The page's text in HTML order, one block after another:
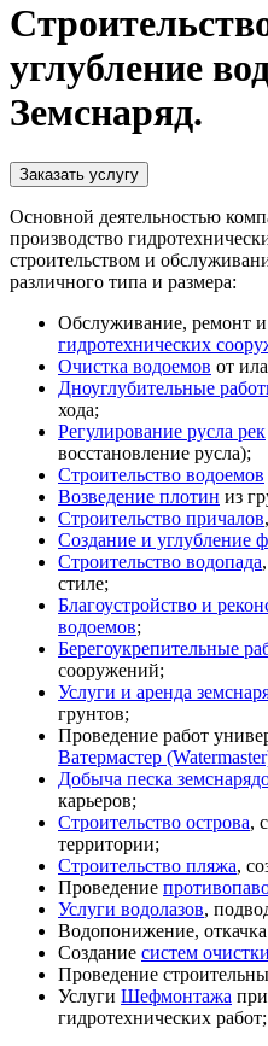
углубление
Земснаряд.
Заказать услугу
Основной деятельностью
производство
строительством и
различного типа и размера:
Обслуживание, ремонт и
гидротехнических
Очистка водоемов от
Дноуглубительные
хода;
Регулирование русла рек
восстановление русла);
Строительство водоемов
Возведение плотин из
Строительство причалов
Создание и углубление
Строительство водопада
стиле;
Благоустройство и
водоемов;
Берегоукрепительные
сооружений;
Услуги и аренда
грунтов;
Проведение работ
Ватермастер
Добыча песка
карьеров;
Строительство острова,
территории;
Строительство пляжа,
Проведение
Услуги водолазов,
Водопонижение,
Создание систем
Проведение
Услуги Шефмонтажа
гидротехнических работ;